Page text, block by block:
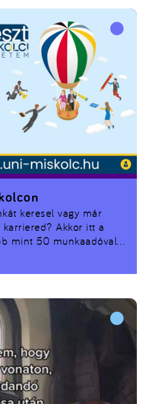
keresel vagy már
Akkor itt a
mint 50 munkaadóval